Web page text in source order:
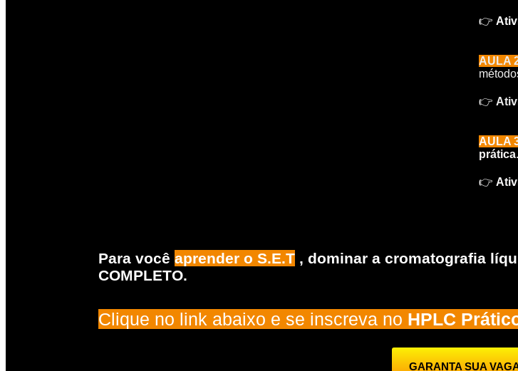
👉
AULA
👉
AULA
prática.
👉
Para você aprender o S.E.T , dominar a cromatografia
COMPLETO.
Clique no link abaixo e se inscreva no HPLC
GARANTA SUA